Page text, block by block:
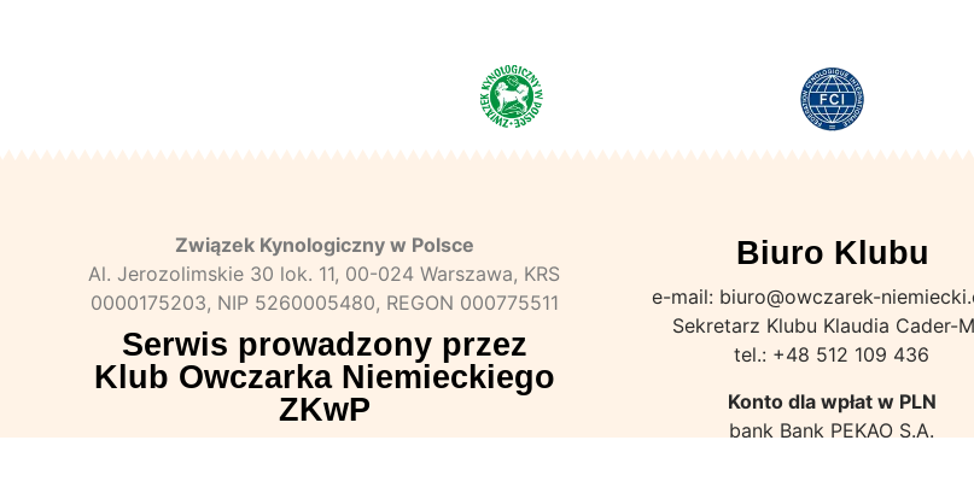
Związek Kynologiczny w Polsce
Al. Jerozolimskie 30 lok. 11, 00-024 Warszawa, KRS
0000175203, NIP 5260005480, REGON 000775511
Serwis prowadzony przez
Klub Owczarka Niemieckiego
ZKwP
Biuro Klubu
e-mail: biuro@owczarek-
Sekretarz Klubu Klaudia Cader-
tel.: +48 512 109 436
Konto dla wpłat w PLN
bank Bank PEKAO S.A.